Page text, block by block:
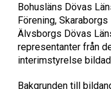
Bohusläns Dövas
Förening,
Älvsborgs Dövas
representanter från
interimstyrelse
Bakgrunden till